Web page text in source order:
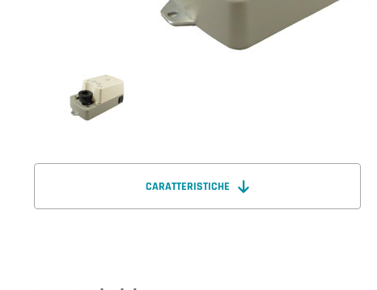
CARATTERISTICHE